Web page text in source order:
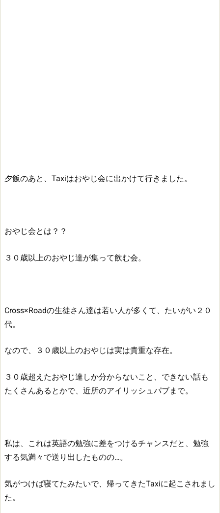
夕飯のあと、Taxiはおやじ会に出かけて行きました。
おやじ会とは？？
３０歳以上のおやじ達が集って飲む会。
Cross×Roadの生徒さん達は若い人が多くて、たいがい２０
代。
なので、３０歳以上のおやじは実は貴重な存在。
３０歳超えたおやじ達しか分からないこと、できない話も
たくさんあるとかで、近所のアイリッシュパブまで。
私は、これは英語の勉強に差をつけるチャンスだと、勉強
する気満々で送り出したものの…。
気がつけば寝てたみたいで、帰ってきたTaxiに起こされまし
た。